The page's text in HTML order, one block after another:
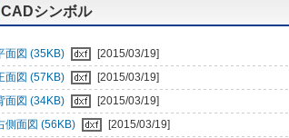
CADシンボル
面図 (35KB)
[2015/03/19]
面図 (57KB)
[2015/03/19]
面図 (34KB)
[2015/03/19]
側面図 (56KB)
[2015/03/19]